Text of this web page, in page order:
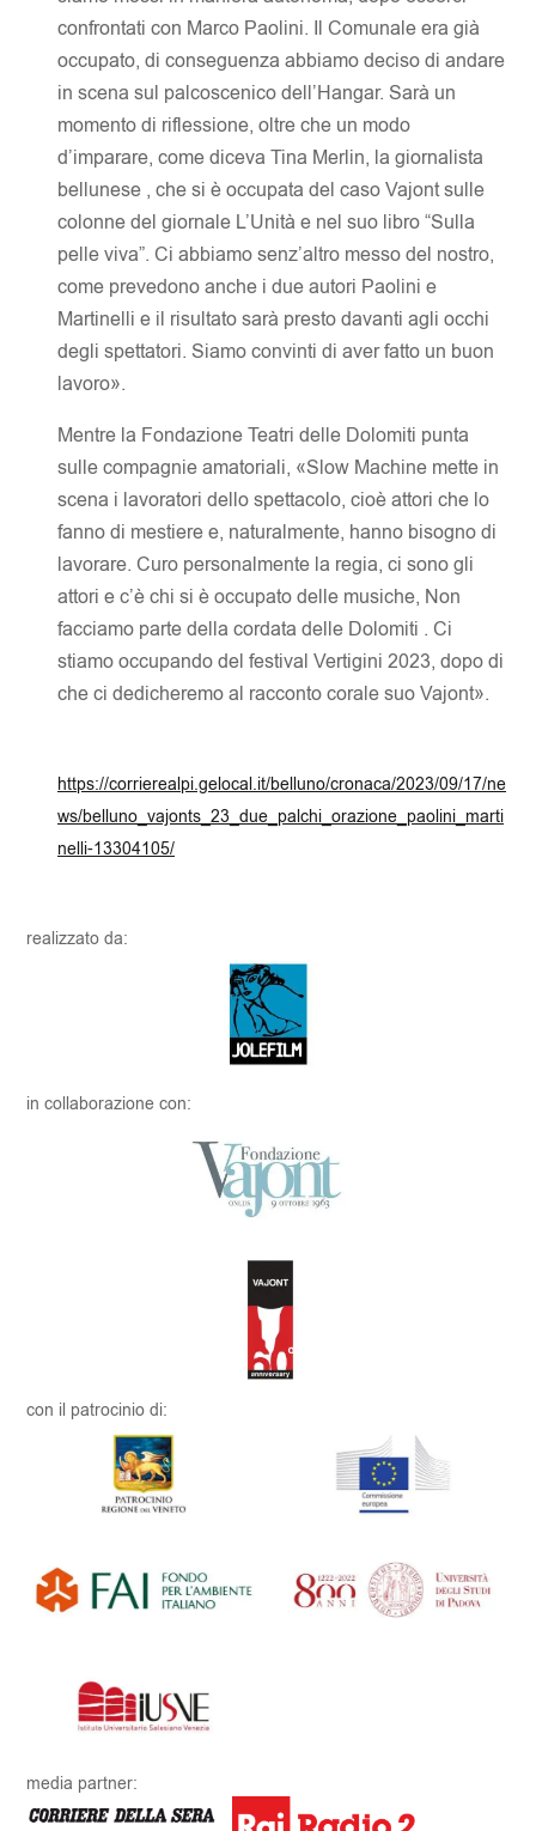
confrontati con Marco Paolini. Il Comunale era già
occupato, di conseguenza abbiamo deciso di andare
in scena sul palcoscenico dell’Hangar. Sarà un
momento di riflessione, oltre che un modo
d’imparare, come diceva Tina Merlin, la giornalista
bellunese , che si è occupata del caso Vajont sulle
colonne del giornale L’Unità e nel suo libro “Sulla
pelle viva”. Ci abbiamo senz’altro messo del nostro,
come prevedono anche i due autori Paolini e
Martinelli e il risultato sarà presto davanti agli occhi
degli spettatori. Siamo convinti di aver fatto un buon
lavoro».
Mentre la Fondazione Teatri delle Dolomiti punta
sulle compagnie amatoriali, «Slow Machine mette in
scena i lavoratori dello spettacolo, cioè attori che lo
fanno di mestiere e, naturalmente, hanno bisogno di
lavorare. Curo personalmente la regia, ci sono gli
attori e c’è chi si è occupato delle musiche, Non
facciamo parte della cordata delle Dolomiti . Ci
stiamo occupando del festival Vertigini 2023, dopo di
che ci dedicheremo al racconto corale suo Vajont».
https://corrierealpi.gelocal.it/belluno/cronaca/2023/09/17/ne
ws/belluno_vajonts_23_due_palchi_orazione_paolini_marti
nelli-13304105/
realizzato da:
in collaborazione con:
con il patrocinio di:
media partner: